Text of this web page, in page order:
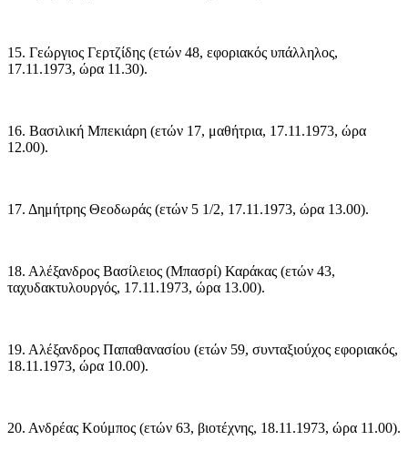
15. Γεώργιος Γερτζίδης (ετών 48, εφοριακός υπάλληλος,
17.11.1973, ώρα 11.30).
16. Βασιλική Μπεκιάρη (ετών 17, μαθήτρια, 17.11.1973, ώρα
12.00).
17. Δημήτρης Θεοδωράς (ετών 5 1/2, 17.11.1973, ώρα 13.00).
18. Αλέξανδρος Βασίλειος (Μπασρί) Καράκας (ετών 43,
ταχυδακτυλουργός, 17.11.1973, ώρα 13.00).
19. Αλέξανδρος Παπαθανασίου (ετών 59, συνταξιούχος εφοριακός,
18.11.1973, ώρα 10.00).
20. Ανδρέας Κούμπος (ετών 63, βιοτέχνης, 18.11.1973, ώρα 11.00).